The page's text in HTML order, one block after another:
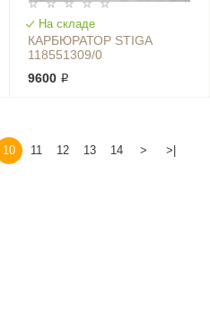
На складе
КАРБЮРАТОР STIGA
118551309/0
9600 ₽
10 11 12 13 14 > >|